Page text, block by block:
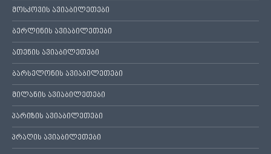
მოსკოვის ავიაბილეთები
ბერლინის ავიაბილეთები
ათენის ავიაბილეთები
ბარსელონის ავიაბილეთები
მილანის ავიაბილეთები
პარიზის ავიაბილეთები
პრაღის ავიაბილეთები